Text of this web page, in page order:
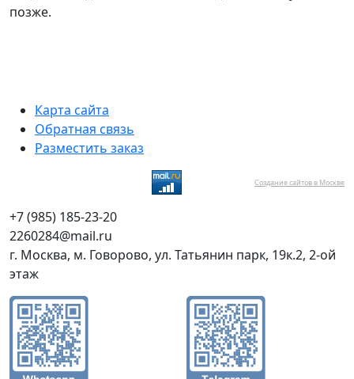
позже.
Карта сайта
Обратная связь
Разместить заказ
Создание сайтов в Москве
+7 (985) 185-23-20
2260284@mail.ru
г. Москва, м. Говорово, ул. Татьянин парк, 19к.2, 2-ой
этаж